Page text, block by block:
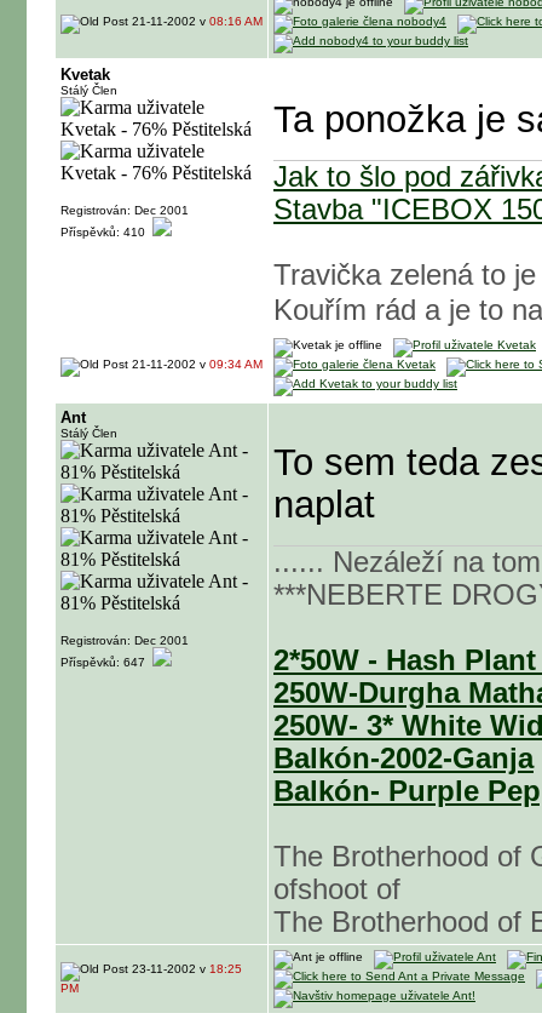
21-11-2002 v 08:16 AM
Kvetak
Stálý Člen
Registrován: Dec 2001
Příspěvků: 410
Ta ponožka je
Jak to šlo pod
Stavba "ICEBOX
Travička zelená to
Kouřím rád a je to
21-11-2002 v 09:34 AM
Ant
Stálý Člen
Registrován: Dec 2001
Příspěvků: 647
To sem teda
naplat
...... Nezáleží na
***NEBERTE
2*50W - Hash
250W-Durgha
250W- 3* White
Balkón-2002-Ganja
Balkón- Purple
The Brotherhood of
ofshoot of
The Brotherhood of
23-11-2002 v 18:25
PM